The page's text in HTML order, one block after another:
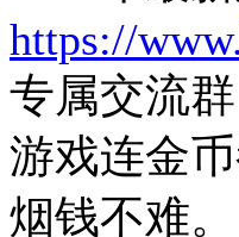
https://
专属交流群
游戏连金
烟钱不难。